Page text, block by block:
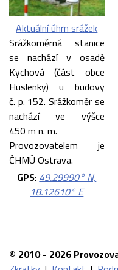
Aktuální úhrn srážek
Srážkoměrná stanice
se nachází v osadě
Kychová (část obce
Huslenky) u budovy
č. p. 152. Srážkoměr se
nachází ve výšce
450 m n. m.
Provozovatelem je
ČHMÚ Ostrava.
GPS: 49.29990° N,
18.12610° E
© 2010 - 2026